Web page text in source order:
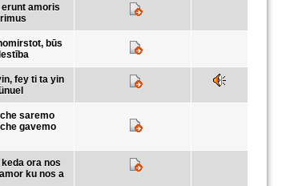
amoris
būs
fey ti ta yin
saremo
gavemo
ora nos
ku nos a